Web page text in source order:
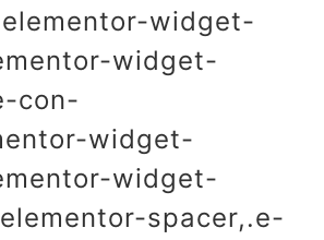
widget-
widget-
con-
widget-
widget-
spacer,.e-